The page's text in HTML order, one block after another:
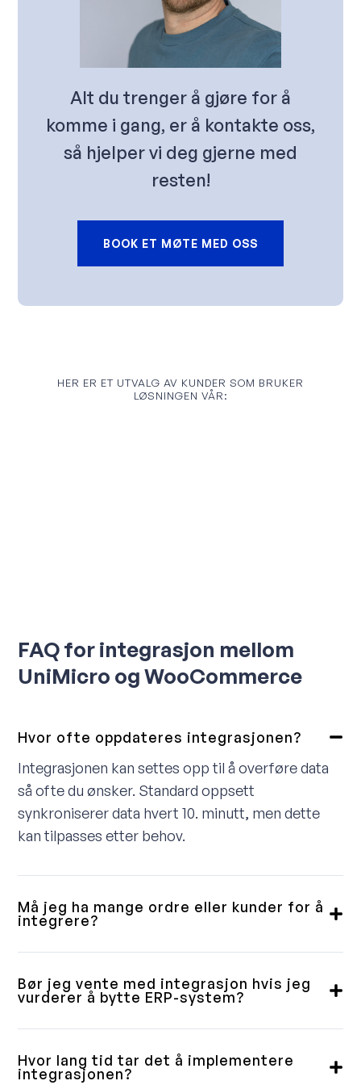
Alt du trenger å gjøre for å
komme i gang, er å kontakte oss,
så hjelper vi deg gjerne med
resten!
BOOK ET MØTE MED OSS
HER ER ET UTVALG AV KUNDER SOM BRUKER
LØSNINGEN VÅR:
FAQ for integrasjon mellom
UniMicro og WooCommerce
Hvor ofte oppdateres integrasjonen?
Integrasjonen kan settes opp til å overføre data
så ofte du ønsker. Standard oppsett
synkroniserer data hvert 10. minutt, men dette
kan tilpasses etter behov.
Må jeg ha mange ordre eller kunder for å
integrere?
Nei, vi leverer integrasjoner til små, mellomstore
løsning, andre trenger bare en enkel
til ditt behov.
Bør jeg vente med integrasjon hvis jeg
vurderer å bytte ERP-system?
Våre integrasjoner er bygget med fleksibilitet i
tankene. Selv om et ERP-bytte kan ta tid, er
løsningen vår laget slik at ERP-delen enkelt kan
Hvor lang tid tar det å implementere
integrasjonen?